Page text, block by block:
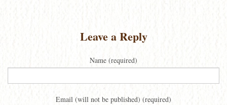
Leave a Reply
Name (required)
Email (will not be published) (required)